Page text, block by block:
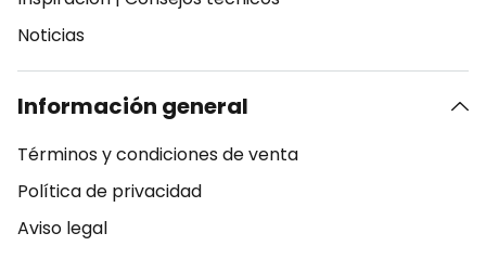
Noticias
Información general
Términos y condiciones de venta
Política de privacidad
Aviso legal